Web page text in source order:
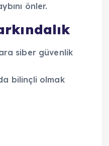
önler.
siber güvenlik
bilinçli olmak